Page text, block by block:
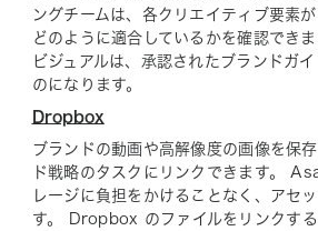
ングチームは、各クリエイティブ要素
どのように適合しているかを確認でき
ビジュアルは、承認されたブランドガ
のになります。
Dropbox
ブランドの動画や高解像度の画像を保
ド戦略のタスクにリンクできます。
レージに負担をかけることなく、アセ
す。 Dropbox のファイルをリンクす